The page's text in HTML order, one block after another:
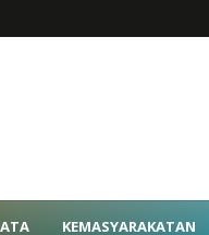
KEMASYARAKATAN